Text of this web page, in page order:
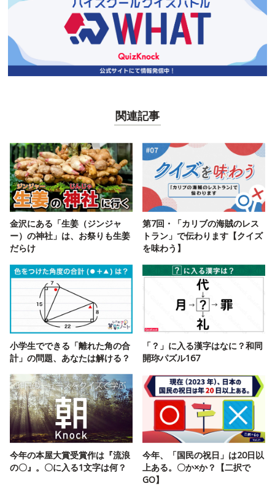
関連記事
金沢にある「生姜（ジンジャ
ー）の神社」は、お祭りも生姜
だらけ
第7回・「カリブの海賊のレス
トラン」で伝わります【クイズ
を味わう】
小学生でできる「離れた角の合
計」の問題、あなたは解ける？
「？」に入る漢字はなに？和同
開珎パズル167
今年の本屋大賞受賞作は『流浪
の〇』。〇に入る1文字は何？
今年、「国民の祝日」は20日以
上ある。〇か×か？【二択で
GO】